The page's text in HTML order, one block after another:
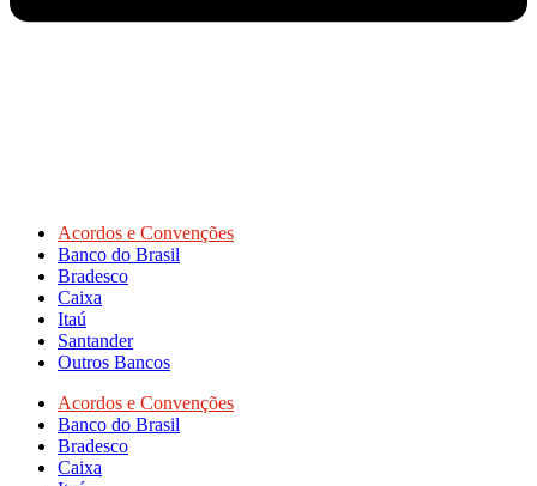
Acordos e Convenções
Banco do Brasil
Bradesco
Caixa
Itaú
Santander
Outros Bancos
Acordos e Convenções
Banco do Brasil
Bradesco
Caixa